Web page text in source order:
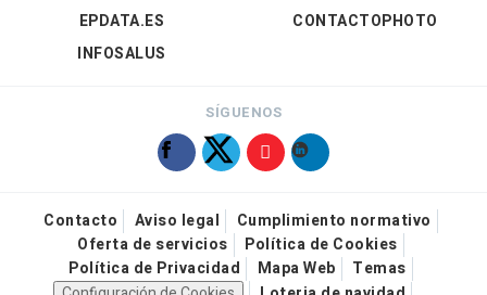
EPDATA.ES
INFOSALUS
CONTACTOPHOTO
SÍGUENOS
Contacto Aviso legal
Cumplimiento normativo
Oferta de servicios
Política de Cookies
Política de Privacidad
Mapa Web
Temas